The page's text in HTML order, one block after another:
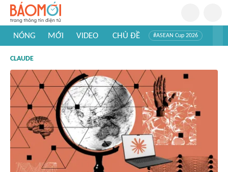
NÓNG MỚI VIDEO CHỦ ĐỀ #ASEAN Cup 2026
#Khám phá thế giới
CLAUDE